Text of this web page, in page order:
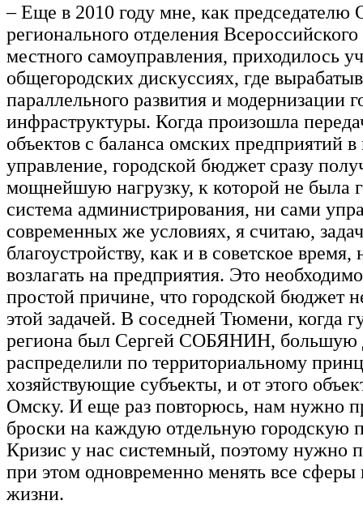
– Еще в 2010 году мне, как председателю
регионального отделения
местного самоуправления, приходилось
общегородских дискуссиях, где
параллельного развития и модернизации
инфраструктуры. Когда произошла
объектов с баланса омских предприятий
управление, городской бюджет сразу
мощнейшую нагрузку, к которой не была
система администрирования, ни сами
современных же условиях, я считаю,
благоустройству, как и в советское время,
возлагать на предприятия. Это
простой причине, что городской бюджет
этой задачей. В соседней Тюмени, когда
региона был Сергей СОБЯНИН, большую
распределили по территориальному
хозяйствующие субъекты, и от этого
Омску. И еще раз повторюсь, нам нужно
броски на каждую отдельную городскую
Кризис у нас системный, поэтому нужно
при этом одновременно менять все сферы
жизни.